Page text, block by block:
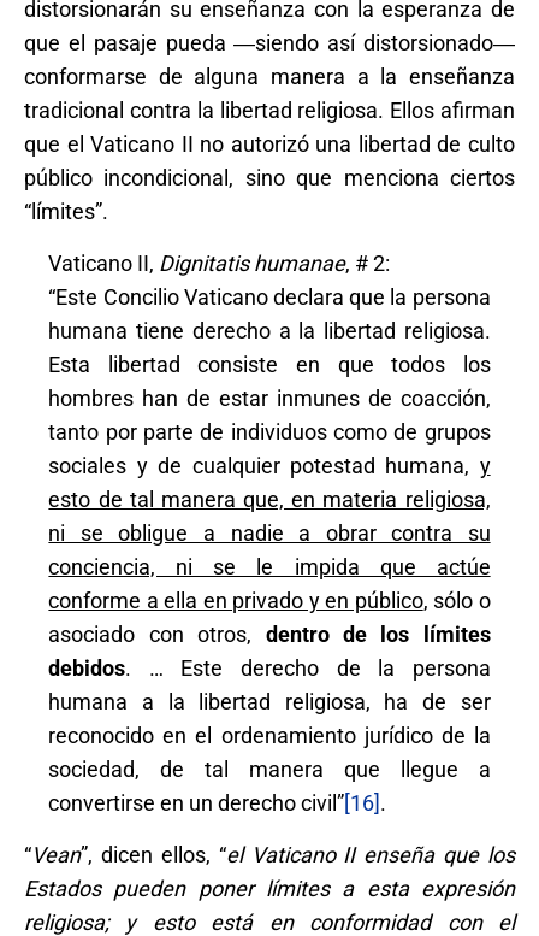
distorsionarán su enseñanza con la esperanza de
que el pasaje pueda ―siendo así distorsionado―
conformarse de alguna manera a la enseñanza
tradicional contra la libertad religiosa. Ellos afirman
que el Vaticano II no autorizó una libertad de culto
público incondicional, sino que menciona ciertos
“límites”.
Vaticano II, Dignitatis humanae, # 2:
“Este Concilio Vaticano declara que la persona
humana tiene derecho a la libertad religiosa.
Esta libertad consiste en que todos los
hombres han de estar inmunes de coacción,
tanto por parte de individuos como de grupos
sociales y de cualquier potestad humana, y
esto de tal manera que, en materia religiosa,
ni se obligue a nadie a obrar contra su
conciencia, ni se le impida que actúe
conforme a ella en privado y en público, sólo o
asociado con otros, dentro de los límites
debidos. … Este derecho de la persona
humana a la libertad religiosa, ha de ser
reconocido en el ordenamiento jurídico de la
sociedad, de tal manera que llegue a
convertirse en un derecho civil”[16].
“Vean”, dicen ellos, “el Vaticano II enseña que los
Estados pueden poner límites a esta expresión
religiosa; y esto está en conformidad con el